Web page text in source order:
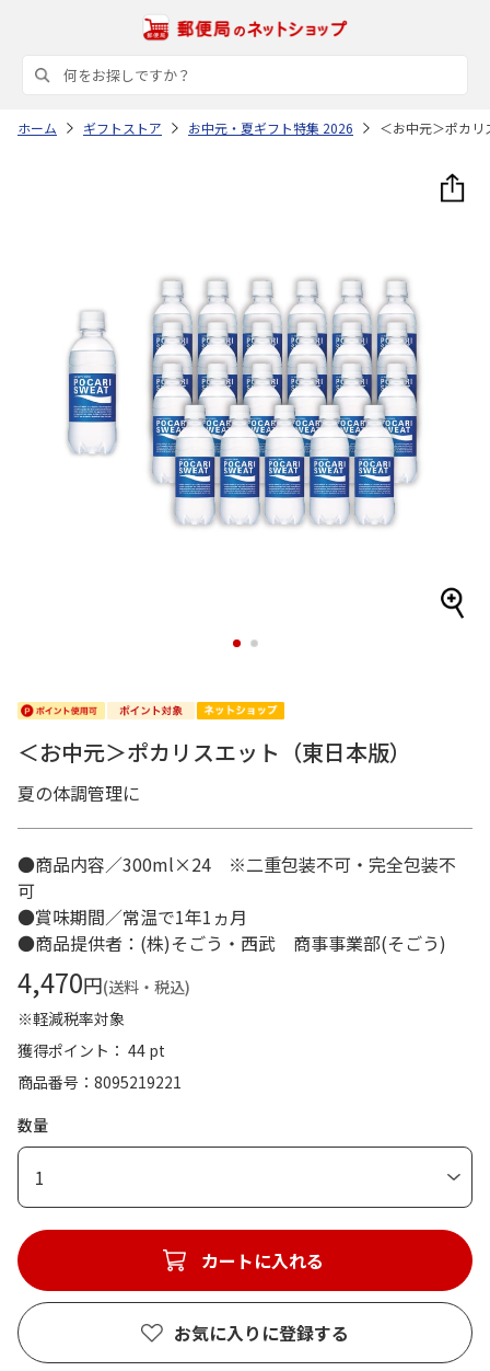
ホーム ギフトストア お中元・夏ギフト特集 2026 ＜お中元＞ポカ
1 2
＜お中元＞ポカリスエット（東日本版）
夏の体調管理に
●商品内容／300ml×24 ※二重包装不可・完全包装不
可
●賞味期間／常温で1年1ヵ月
●商品提供者：(株)そごう・西武 商事事業部(そごう)
4,470円(送料・税込)
※軽減税率対象
獲得ポイント： 44 pt
商品番号
8095219221
数量
1
カートに入れる
お気に入りに登録する